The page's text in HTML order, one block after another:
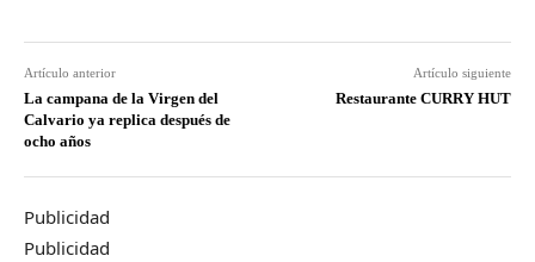
Artículo anterior
La campana de la Virgen del
Calvario ya replica después de
ocho años
Artículo siguiente
Restaurante CURRY HUT
Publicidad
Publicidad